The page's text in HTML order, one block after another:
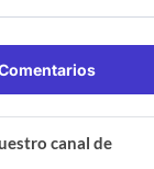
canal de